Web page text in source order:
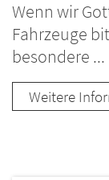
Wenn wir
Fahrzeuge
besondere ...
Weitere